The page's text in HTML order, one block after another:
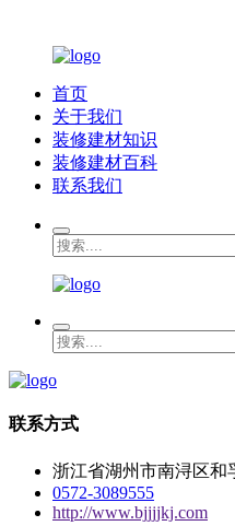
首页
关于我们
装修建材知识
装修建材百科
联系我们
联系方式
浙江省湖州市南浔区和
0572-3089555
http://www.bjjjjkj.com